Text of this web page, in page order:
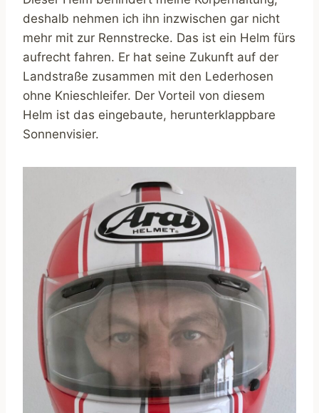
deshalb nehmen ich ihn inzwischen gar nicht
mehr mit zur Rennstrecke. Das ist ein Helm fürs
aufrecht fahren. Er hat seine Zukunft auf der
Landstraße zusammen mit den Lederhosen
ohne Knieschleifer. Der Vorteil von diesem
Helm ist das eingebaute, herunterklappbare
Sonnenvisier.